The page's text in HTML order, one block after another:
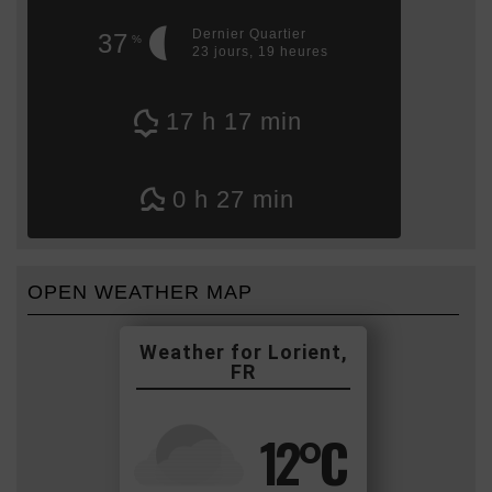
37 %
Dernier Quartier
23 jours, 19 heures
17 h 17 min
0 h 27 min
OPEN WEATHER MAP
Lorient,
FR
12°C